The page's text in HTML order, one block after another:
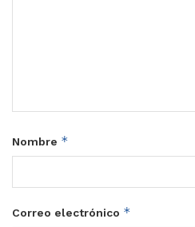
Nombre *
Correo electrónico *